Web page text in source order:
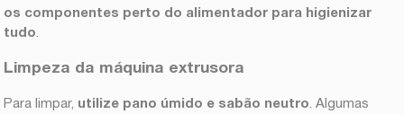
os componentes perto do alimentador para higienizar
tudo
Limpeza da máquina extrusora
Para limpar, utilize pano úmido e sabão neutro. Algumas